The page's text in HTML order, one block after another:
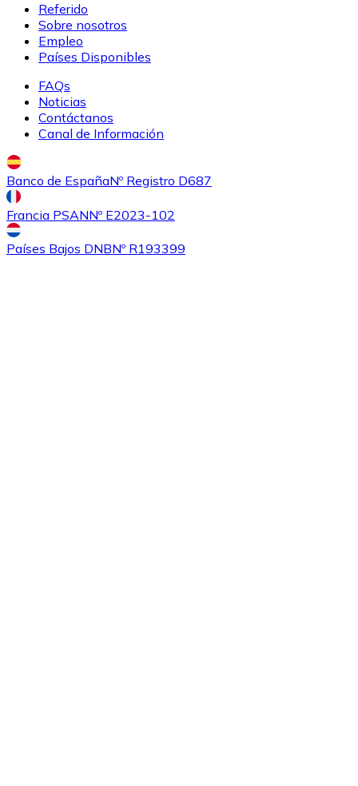
ComprarUniswap
UNI
Comprar
tarjeta
Referido
Sobre nosotros
Empleo
Países Disponibles
FAQs
Noticias
Contáctanos
Canal de Información
Banco de EspañaNº Registro D687
Francia PSANNº E2023-102
Países Bajos DNBNº R193399